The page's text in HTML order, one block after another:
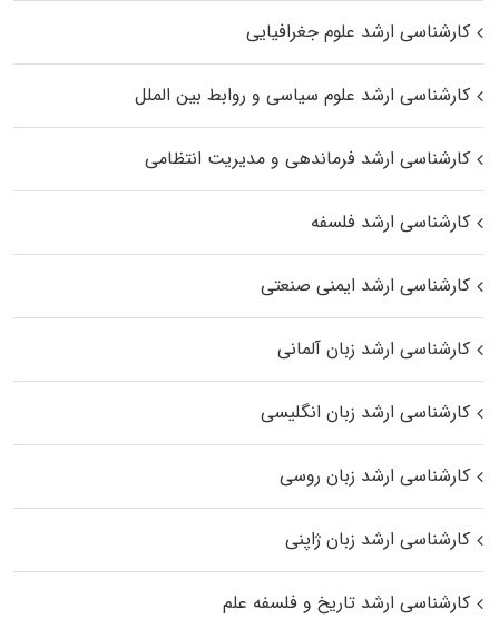
کارشناسی ارشد علوم جغرافیایی
کارشناسی ارشد علوم سیاسی و روابط بین الملل
کارشناسی ارشد فرماندهی و مدیریت انتظامی
کارشناسی ارشد فلسفه
کارشناسی ارشد ایمنی صنعتی
کارشناسی ارشد زبان آلمانی
کارشناسی ارشد زبان انگلیسی
کارشناسی ارشد زبان روسی
کارشناسی ارشد زبان ژاپنی
کارشناسی ارشد تاریخ و فلسفه علم